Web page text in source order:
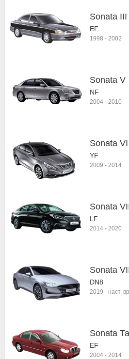
Sonata III
EF
1998 - 2002
Sonata V
NF
2004 - 2010
Sonata VI
YF
2009 - 2014
Sonata
LF
2014 - 2020
Sonata
DN8
2019 - наст.
Sonata
EF
2004 - 2014